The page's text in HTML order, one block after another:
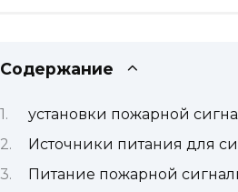
Содержание
установки пожарной
Источники питания для
Питание пожарной